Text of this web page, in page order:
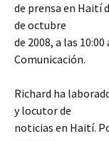
de prensa en Haití
de octubre
de 2008, a las
Comunicación.
Richard ha
y locutor de
noticias en Haití.